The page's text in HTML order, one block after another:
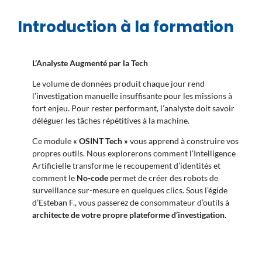
Introduction à la formation
L’Analyste Augmenté par la Tech
Le volume de données produit chaque jour rend
l’investigation manuelle insuffisante pour les missions à
fort enjeu. Pour rester performant, l’analyste doit savoir
déléguer les tâches répétitives à la machine.
Ce module « OSINT Tech » vous apprend à construire vos
propres outils. Nous explorerons comment l’Intelligence
Artificielle transforme le recoupement d’identités et
comment le No-code permet de créer des robots de
surveillance sur-mesure en quelques clics. Sous l’égide
d’Esteban F., vous passerez de consommateur d’outils à
architecte de votre propre plateforme d’investigation.